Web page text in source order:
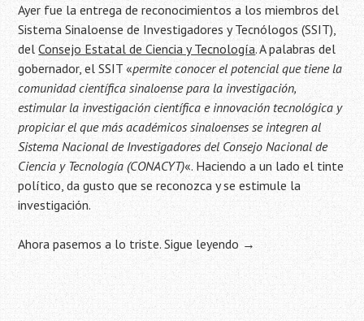
Ayer fue la entrega de reconocimientos a los miembros del
Sistema Sinaloense de Investigadores y Tecnólogos (SSIT),
delConsejo Estatal de Ciencia y Tecnología. A palabras del
gobernador, el SSIT «permite conocer el potencial que tiene la
comunidad científica sinaloense para la investigación,
estimular la investigación científica e innovación tecnológica y
propiciar el que más académicos sinaloenses se integren al
Sistema Nacional de Investigadores del Consejo Nacional de
Ciencia y Tecnología (CONACYT)«. Haciendo a un lado el tinte
político, da gusto que se reconozca y se estimule la
investigación.
Ahora pasemos a lo triste.Sigue leyendo →